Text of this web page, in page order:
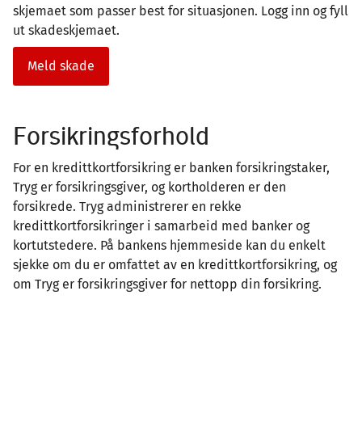
skjemaet som passer best for situasjonen. Logg inn og fyll
ut skadeskjemaet.
Meld skade
Forsikringsforhold
For en kredittkortforsikring er banken forsikringstaker,
Tryg er forsikringsgiver, og kortholderen er den
forsikrede. Tryg administrerer en rekke
kredittkortforsikringer i samarbeid med banker og
kortutstedere. På bankens hjemmeside kan du enkelt
sjekke om du er omfattet av en kredittkortforsikring, og
om Tryg er forsikringsgiver for nettopp din forsikring.